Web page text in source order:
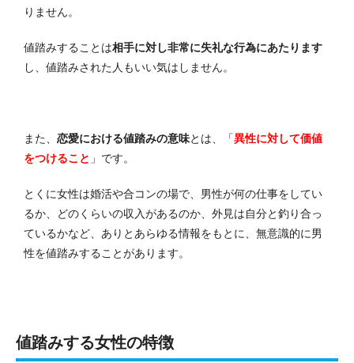
りません。
値踏みすることは相手に対し非常に失礼な行為にあたります
し、値踏みされた人もいい気はしません。
また、 恋愛における値踏みの意味とは、「異性に対して価値
をつけること 」です。
とくに女性は婚活や合コンの場で、男性が何の仕事をしてい
るか、どのくらいの収入があるのか、外見は自分と釣り合っ
ているかなど、ありとあらゆる情報をもとに、無意識的に男
性を値踏みすることがあります。
値踏みする女性の特徴